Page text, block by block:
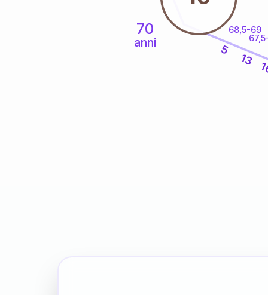
70
anni
68,5-69
13
5